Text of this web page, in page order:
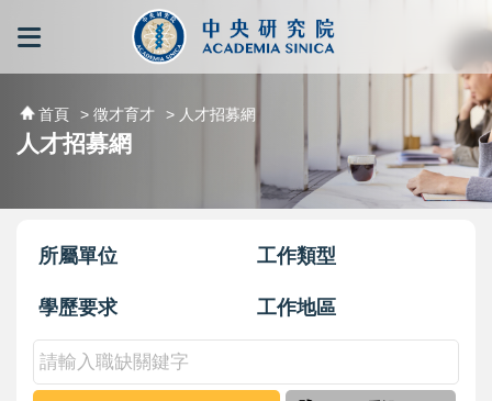
跳到主要內容區塊
首頁 > 徵才育才 > 人才招募網
人才招募網
所屬單位 工作類型
學歷要求 工作地區